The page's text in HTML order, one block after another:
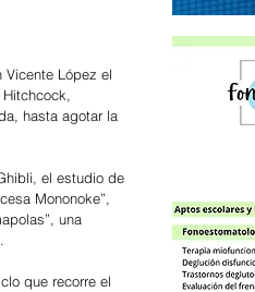
Vicente López el
hasta agotar la
el estudio de
Mononoke”,
una
que recorre el